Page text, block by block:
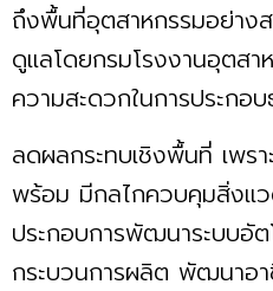
ถึงพื้นที่อุตสาหกรรมอย่าง
ดูแลโดยกรมโรงงานอุตสา
ความสะดวกในการประกอ
ลดผลกระทบเชิงพื้นที่ เพร
พร้อม มีกลไกควบคุมสิ่งแ
ประกอบการพัฒนาระบบอั
กระบวนการผลิต พัฒนาอ